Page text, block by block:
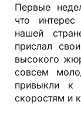
Первые
что
нашей
прислал
высокого
совсем
привыкли к
скоростям и